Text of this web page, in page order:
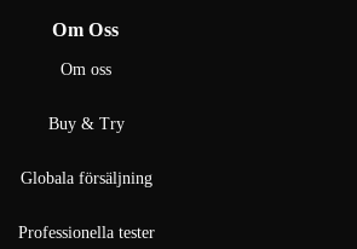
Om Oss
Om oss
Buy & Try
Globala försäljning
Professionella tester